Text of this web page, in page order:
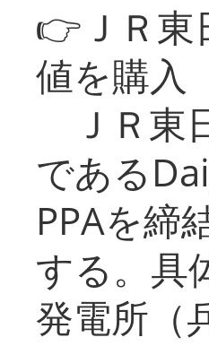
👉ＪＲ東
値を購入
ＪＲ東
である
PPAを締
する。具
発電所（